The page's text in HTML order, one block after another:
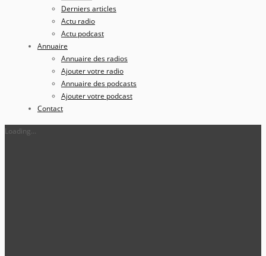
Derniers articles
Actu radio
Actu podcast
Annuaire
Annuaire des radios
Ajouter votre radio
Annuaire des podcasts
Ajouter votre podcast
Contact
Loading...